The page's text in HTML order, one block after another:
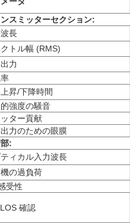
スミッターセクション:
長
トル幅 (RMS)
力
昇/下降時間
強度の騒音
ター貢献
力のための眼膜
:
ィカル入力波長
の過負荷
受性
確認